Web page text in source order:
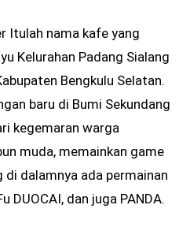
Itulah nama kafe yang
Kelurahan Padang Sialang
Bengkulu Selatan.
baru di Bumi Sekundang
kegemaran warga
muda, memainkan game
di dalamnya ada permainan
DUOCAI, dan juga PANDA.